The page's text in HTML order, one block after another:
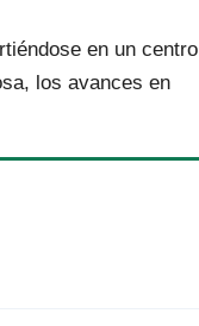
en un centro
los avances en